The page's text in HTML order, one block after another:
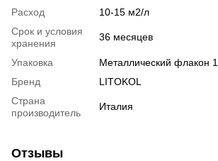
Расход
10-15 м2/л
Срок и условия
хранения
36 месяцев
Упаковка
Металлический флакон
Бренд
LITOKOL
Страна
производитель
Италия
Отзывы